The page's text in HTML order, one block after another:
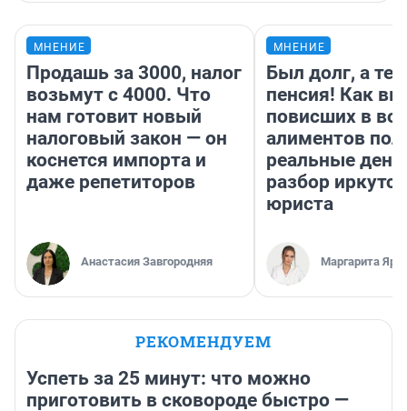
МНЕНИЕ
Продашь за 3000, налог
возьмут с 4000. Что
нам готовит новый
налоговый закон — он
коснется импорта и
даже репетиторов
Анастасия Завгородняя
МНЕНИЕ
Был долг, а
пенсия! Как
повисших в
алиментов
реальные
разбор
юриста
Маргарита
РЕКОМЕНДУЕМ
Успеть за 25 минут: что можно
приготовить в сковороде быстро —